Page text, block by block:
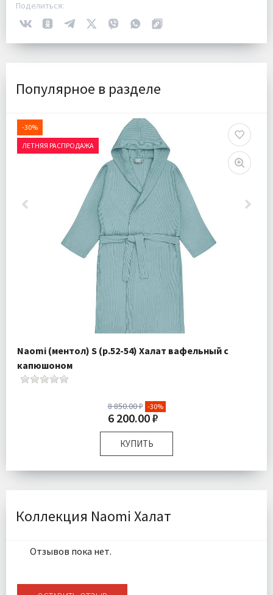
Поделиться:
Популярное в разделе
-30%
ЛЕТНЯЯ РАСПРОДАЖА
Naomi (ментол) S (р.52-54) Халат вафельный с
капюшоном
8 850.00 ₽ -30%
6 200.00 ₽
КУПИТЬ
Размер:
S
Ткань:
Доставка:
Коллекция Naomi Халат
Отзывов пока нет.